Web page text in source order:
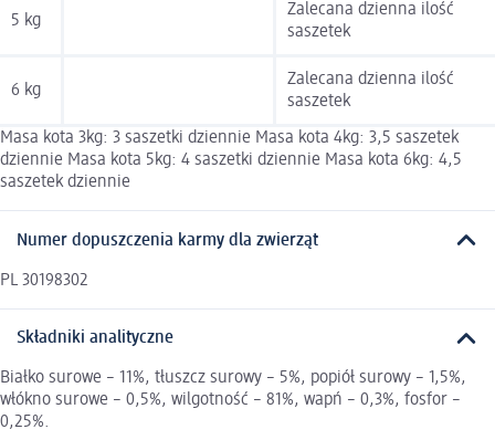
5 kg
Zalecana dzienna ilość
saszetek
6 kg
Zalecana dzienna ilość
saszetek
Masa kota 3kg: 3 saszetki dziennie Masa kota 4kg: 3,5 saszetek
dziennie Masa kota 5kg: 4 saszetki dziennie Masa kota 6kg: 4,5
saszetek dziennie
Numer dopuszczenia karmy dla zwierząt
PL 30198302
Składniki analityczne
Białko surowe – 11%, tłuszcz surowy – 5%, popiół surowy – 1,5%,
włókno surowe – 0,5%, wilgotność – 81%, wapń – 0,3%, fosfor –
0,25%.